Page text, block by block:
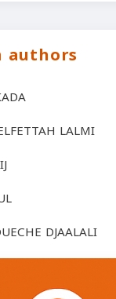
authors
LALMI
DJAALALI